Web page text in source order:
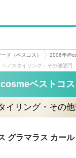
ド（ベスコス） 2006年
アスタイリング・その他部門
ベストコ
イリング・その他
グラマラス カール